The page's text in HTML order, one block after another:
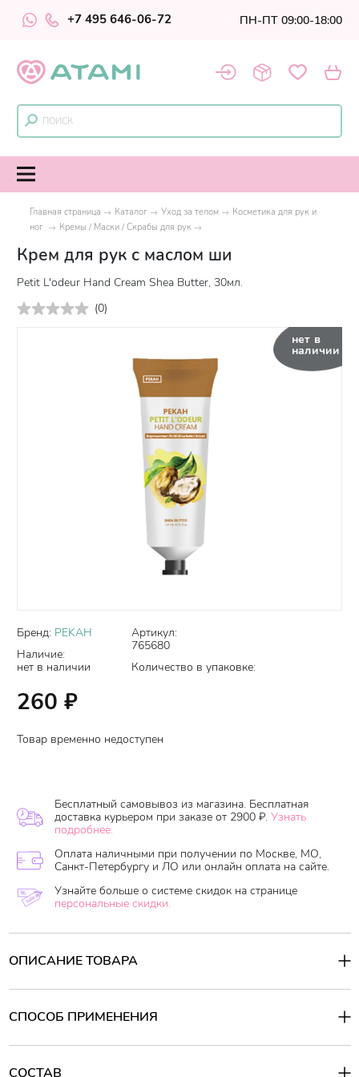
+7 495 646-06-72 ПН-ПТ 09:00-18:00
Главная страница Каталог Уход за телом
Косметика для рук и
ног
Кремы / Маски / Скрабы для рук
Крем для рук с маслом ши
Petit L'odeur Hand Cream Shea Butter, 30мл.
(0)
нет в
наличии
Бренд: PEKAH
Наличие:
нет в наличии
Артикул:
765680
Количество в упаковке:
260 ₽
Товар временно недоступен
Бесплатный самовывоз из магазина. Бесплатная
доставка курьером при заказе от 2900 ₽. Узнать
подробнее.
Оплата наличными при получении по Москве, МО,
Санкт-Петербургу и ЛО или онлайн оплата на сайте.
Узнайте больше о системе скидок на странице
персональные скидки.
ОПИСАНИЕ ТОВАРА
Крем для рук с маслом шиPetit L'odeur Hand Cream Shea Butter
ее гидробаланс и защиту. Гиалуроновая кислота, насыщенная
7 травами и аминокислотным комплексом, продлевает
СПОСОБ ПРИМЕНЕНИЯ
Способ применения:
по кистям рук круговыми движениями. Втирайте средство до
СОСТАВ